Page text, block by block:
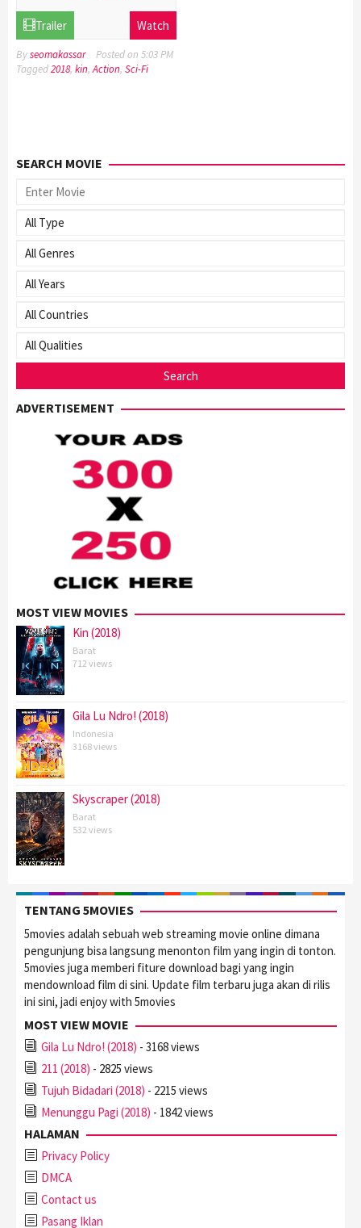
2016
Trailer Watch
Byseomakassar Posted on 5:03 PM
Tagged2018, kin,Action, Sci-Fi
SEARCH MOVIE
ADVERTISEMENT
MOST VIEW MOVIES
Kin (2018)
Barat
712 views
Gila Lu Ndro! (2018)
Indonesia
3168 views
Skyscraper (2018)
Barat
532 views
TENTANG 5MOVIES
5movies adalah sebuah web streaming movie online dimana
pengunjung bisa langsung menonton film yang ingin di tonton.
5movies juga memberi fiture download bagi yang ingin
mendownload film di sini. Update film terbaru juga akan di rilis
ini sini, jadi enjoy with 5movies
MOST VIEW MOVIE
Gila Lu Ndro! (2018) - 3168 views
211 (2018) - 2825 views
Tujuh Bidadari (2018) - 2215 views
Menunggu Pagi (2018) - 1842 views
HALAMAN
Privacy Policy
DMCA
Contact us
Pasang Iklan